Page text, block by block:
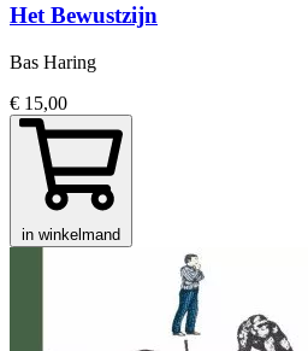
Het Bewustzijn
Bas Haring
€ 15,00
in winkelmand